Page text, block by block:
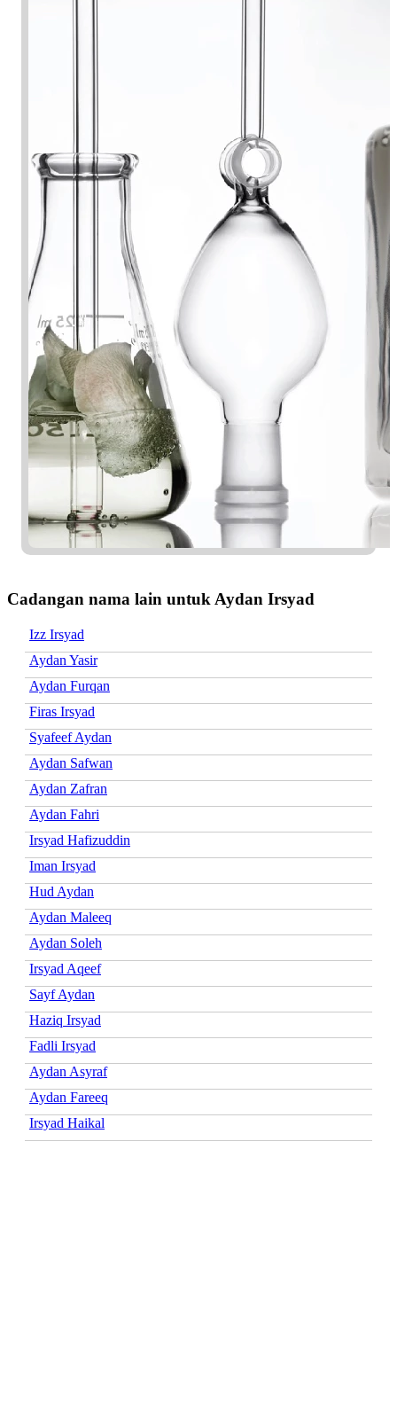
Cadangan nama lain untuk Aydan Irsyad
Izz Irsyad
Aydan Yasir
Aydan Furqan
Firas Irsyad
Syafeef Aydan
Aydan Safwan
Aydan Zafran
Aydan Fahri
Irsyad Hafizuddin
Iman Irsyad
Hud Aydan
Aydan Maleeq
Aydan Soleh
Irsyad Aqeef
Sayf Aydan
Haziq Irsyad
Fadli Irsyad
Aydan Asyraf
Aydan Fareeq
Irsyad Haikal